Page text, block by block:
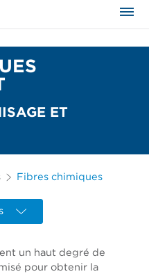
ET
Fibres chimiques
un haut degré de
pour obtenir la